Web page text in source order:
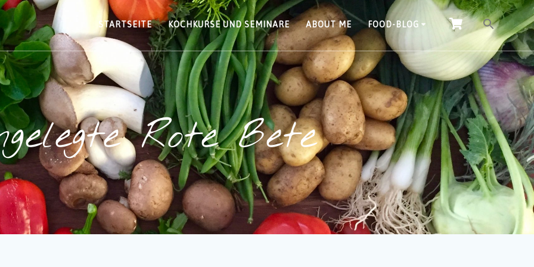
STARTSEITE KOCHKURSE UND SEMINARE ABOUT ME FOOD-BLOG
Rote Bete